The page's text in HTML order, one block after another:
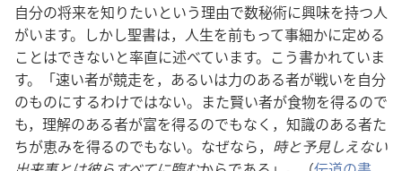
自分の将来を知りたいという理由で数秘術に興味を持つ人
がいます。しかし聖書は，人生を前もって事細かに定める
ことはできないと率直に述べています。こう書かれていま
す。「速い者が競走を，あるいは力のある者が戦いを自分
のものにするわけではない。また賢い者が食物を得るので
も，理解のある者が富を得るのでもなく，知識のある者た
ちが恵みを得るのでもない。なぜなら， 時と予見しえない